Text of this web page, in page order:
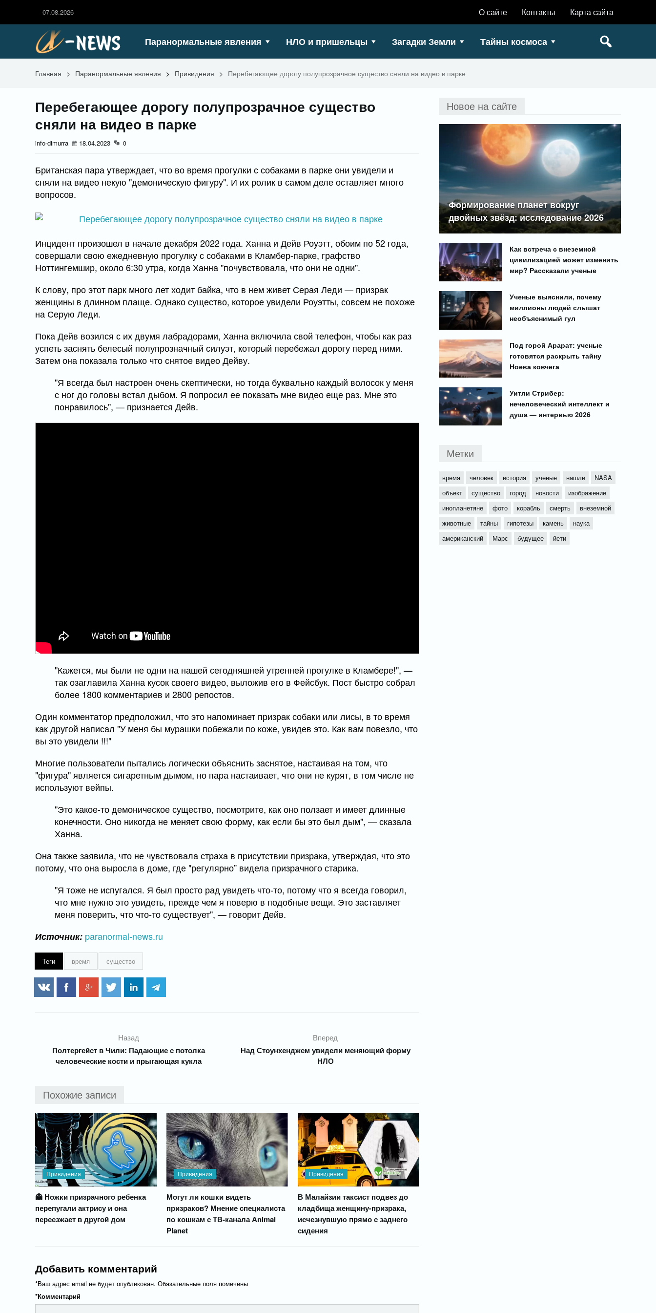
О сайте Контакты Карта сайта
07.08.2026
Паранормальные явления НЛО и пришельцы Загадки Земли Тайны космоса
Главная > Паранормальные явления > Привидения > Перебегающее дорогу полупрозрачное существо сняли на видео в парке
Перебегающее дорогу полупрозрачное существо
сняли на видео в парке
info-dimurra 18.04.2023 0
Британская пара утверждает, что во время прогулки с собаками в парке они увидели и
сняли на видео некую "демоническую фигуру". И их ролик в самом деле оставляет много
вопросов.
Инцидент произошел в начале декабря 2022 года. Ханна и Дейв Роуэтт, обоим по 52 года,
совершали свою ежедневную прогулку с собаками в Кламбер-парке, графство
Ноттингемшир, около 6:30 утра, когда Ханна "почувствовала, что они не одни".
К слову, про этот парк много лет ходит байка, что в нем живет Серая Леди — призрак
женщины в длинном плаще. Однако существо, которое увидели Роуэтты, совсем не похоже
на Серую Леди.
Пока Дейв возился с их двумя лабрадорами, Ханна включила свой телефон, чтобы как раз
успеть заснять белесый полупрозначный силуэт, который перебежал дорогу перед ними.
Затем она показала только что снятое видео Дейву.
"Я всегда был настроен очень скептически, но тогда буквально каждый волосок у меня
с ног до головы встал дыбом. Я попросил ее показать мне видео еще раз. Мне это
понравилось", — признается Дейв.
"Кажется, мы были не одни на нашей сегодняшней утренней прогулке в Кламбере!", —
так озаглавила Ханна кусок своего видео, выложив его в Фейсбук. Пост быстро собрал
более 1800 комментариев и 2800 репостов.
Один комментатор предположил, что это напоминает призрак собаки или лисы, в то время
как другой написал "У меня бы мурашки побежали по коже, увидев это. Как вам повезло, что
вы это увидели !!!"
Многие пользователи пытались логически объяснить заснятое, настаивая на том, что
"фигура" является сигаретным дымом, но пара настаивает, что они не курят, в том числе не
используют вейпы.
"Это какое-то демоническое существо, посмотрите, как оно ползает и имеет длинные
конечности. Оно никогда не меняет свою форму, как если бы это был дым", — сказала
Ханна.
Она также заявила, что не чувствовала страха в присутствии призрака, утверждая, что это
потому, что она выросла в доме, где "регулярно” видела призрачного старика.
"Я тоже не испугался. Я был просто рад увидеть что-то, потому что я всегда говорил,
что мне нужно это увидеть, прежде чем я поверю в подобные вещи. Это заставляет
меня поверить, что что-то существует", — говорит Дейв.
Источник: paranormal-news.ru
Теги время существо
Назад
Полтергейст в Чили: Падающие с потолка
человеческие кости и прыгающая кукла
Вперед
Над Стоунхенджем увидели меняющий форму
НЛО
Похожие записи
Привидения
👻 Ножки призрачного ребенка
перепугали актрису и она
переезжает в другой дом
Привидения
Могут ли кошки видеть
призраков? Мнение специалиста
по кошкам с ТВ-канала Animal
Planet
Привидения
В Малайзии таксист подвез до
кладбища женщину-призрака,
исчезнувшую прямо с заднего
сидения
Добавить комментарий
Ваш адрес email не будет опубликован. Обязательные поля помечены
*
Комментарий
*
Новое на сайте
Формирование планет вокруг
двойных звёзд: исследование 2026
Как встреча с внеземной
цивилизацией может изменить
мир? Рассказали ученые
Ученые выяснили, почему
миллионы людей слышат
необъяснимый гул
Под горой Арарат: ученые
готовятся раскрыть тайну
Ноева ковчега
Уитли Стрибер:
нечеловеческий интеллект и
душа — интервью 2026
Метки
время человек история ученые нашли
NASA
объект
существо город новости
изображение
инопланетяне
фото корабль смерть
внеземной
животные
тайны гипотезы камень
наука
американский
Марс будущее йети